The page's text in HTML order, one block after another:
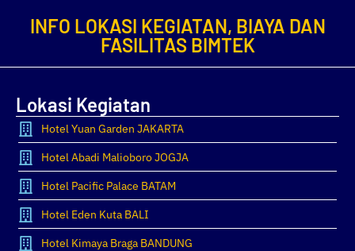
INFO LOKASI KEGIATAN, BIAYA DAN
FASILITAS BIMTEK
Lokasi Kegiatan
Hotel Yuan Garden JAKARTA
Hotel Abadi Malioboro JOGJA
Hotel Pacific Palace BATAM
Hotel Eden Kuta BALI
Hotel Kimaya Braga BANDUNG